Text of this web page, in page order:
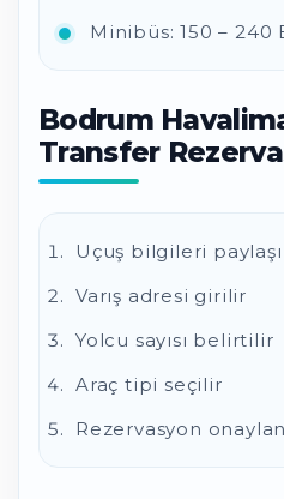
Minibüs: 150 – 240
Bodrum
Transfer
Uçuş bilgileri
Varış adresi girilir
Yolcu sayısı belirtilir
Araç tipi seçilir
Rezervasyon